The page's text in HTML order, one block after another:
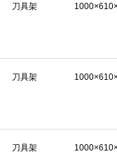
刀具架
刀具架
刀具架